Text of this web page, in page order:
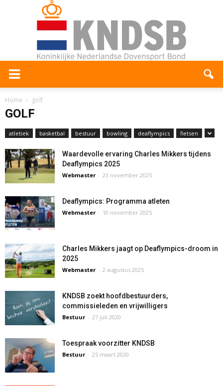
Home golf
GOLF
atletiek basketbal bestuur bowling deaflympics fietsen
Waardevolle ervaring Charles Mikkers tijdens
Deaflympics 2025
Webmaster - 23 november 2025
Deaflympics: Programma atleten
Webmaster - 10 november 2025
Charles Mikkers jaagt op Deaflympics-droom in
2025
Webmaster - 2 augustus 2025
KNDSB zoekt hoofdbestuurders,
commissieleden en vrijwilligers
Bestuur - 27 juli 2020
Toespraak voorzitter KNDSB
Bestuur - 25 maart 2020